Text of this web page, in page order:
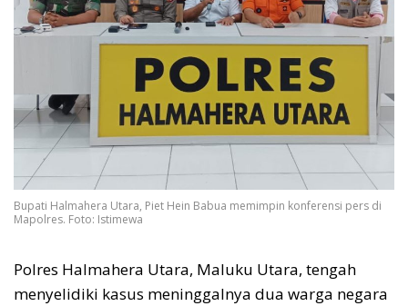
Bupati Halmahera Utara, Piet Hein Babua memimpin konferensi pers di
Mapolres. Foto: Istimewa
Polres Halmahera Utara, Maluku Utara, tengah
menyelidiki kasus meninggalnya dua warga negara